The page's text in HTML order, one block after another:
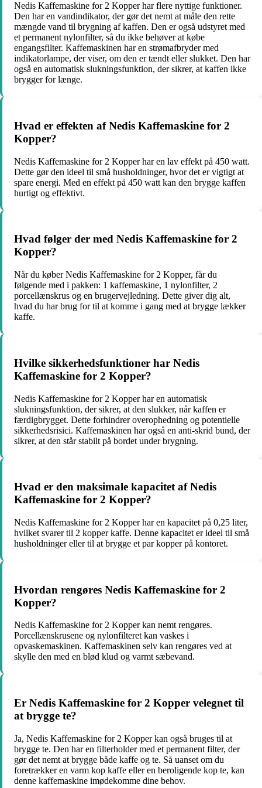
Nedis Kaffemaskine for 2 Kopper har flere nyttige funktioner.
Den har en vandindikator, der gør det nemt at måle den rette
mængde vand til brygning af kaffen. Den er også udstyret med
et permanent nylonfilter, så du ikke behøver at købe
engangsfilter. Kaffemaskinen har en strømafbryder med
indikatorlampe, der viser, om den er tændt eller slukket. Den har
også en automatisk slukningsfunktion, der sikrer, at kaffen ikke
brygger for længe.
Hvad er effekten af Nedis Kaffemaskine for 2
Kopper?
Nedis Kaffemaskine for 2 Kopper har en lav effekt på 450 watt.
Dette gør den ideel til små husholdninger, hvor det er vigtigt at
spare energi. Med en effekt på 450 watt kan den brygge kaffen
hurtigt og effektivt.
Hvad følger der med Nedis Kaffemaskine for 2
Kopper?
Når du køber Nedis Kaffemaskine for 2 Kopper, får du
følgende med i pakken: 1 kaffemaskine, 1 nylonfilter, 2
porcellænskrus og en brugervejledning. Dette giver dig alt,
hvad du har brug for til at komme i gang med at brygge lækker
kaffe.
Hvilke sikkerhedsfunktioner har Nedis
Kaffemaskine for 2 Kopper?
Nedis Kaffemaskine for 2 Kopper har en automatisk
slukningsfunktion, der sikrer, at den slukker, når kaffen er
færdigbrygget. Dette forhindrer overophedning og potentielle
sikkerhedsrisici. Kaffemaskinen har også en anti-skrid bund, der
sikrer, at den står stabilt på bordet under brygning.
Hvad er den maksimale kapacitet af Nedis
Kaffemaskine for 2 Kopper?
Nedis Kaffemaskine for 2 Kopper har en kapacitet på 0,25 liter,
hvilket svarer til 2 kopper kaffe. Denne kapacitet er ideel til små
husholdninger eller til at brygge et par kopper på kontoret.
Hvordan rengøres Nedis Kaffemaskine for 2
Kopper?
Nedis Kaffemaskine for 2 Kopper kan nemt rengøres.
Porcellænskrusene og nylonfilteret kan vaskes i
opvaskemaskinen. Kaffemaskinen selv kan rengøres ved at
skylle den med en blød klud og varmt sæbevand.
Er Nedis Kaffemaskine for 2 Kopper velegnet til
at brygge te?
Ja, Nedis Kaffemaskine for 2 Kopper kan også bruges til at
brygge te. Den har en filterholder med et permanent filter, der
gør det nemt at brygge både kaffe og te. Så uanset om du
foretrækker en varm kop kaffe eller en beroligende kop te, kan
denne kaffemaskine imødekomme dine behov.